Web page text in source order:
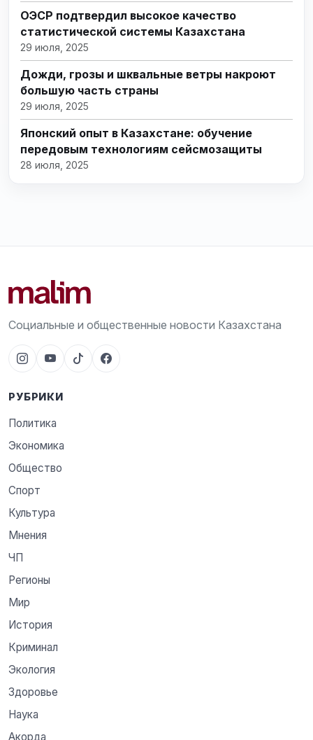
ОЭСР подтвердил высокое качество
статистической системы Казахстана
29 июля, 2025
Дожди, грозы и шквальные ветры накроют
большую часть страны
29 июля, 2025
Японский опыт в Казахстане: обучение
передовым технологиям сейсмозащиты
28 июля, 2025
Социальные и общественные новости Казахстана
РУБРИКИ
Политика
Экономика
Общество
Спорт
Культура
Мнения
ЧП
Регионы
Мир
История
Криминал
Экология
Здоровье
Наука
Акорда